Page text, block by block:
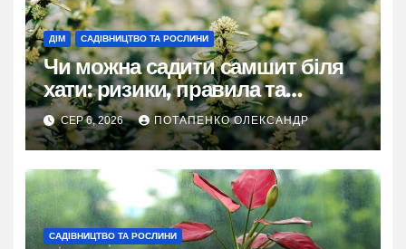
ДІМ САДІВНИЦТВО ТА РОСЛИНИ
Чи можна садити самшит біля
хати: ризики, правила та
практичні рішення
СЕР 6, 2026 ПОТАПЕНКО ОЛЕКСАНДР
САДІВНИЦТВО ТА РОСЛИНИ